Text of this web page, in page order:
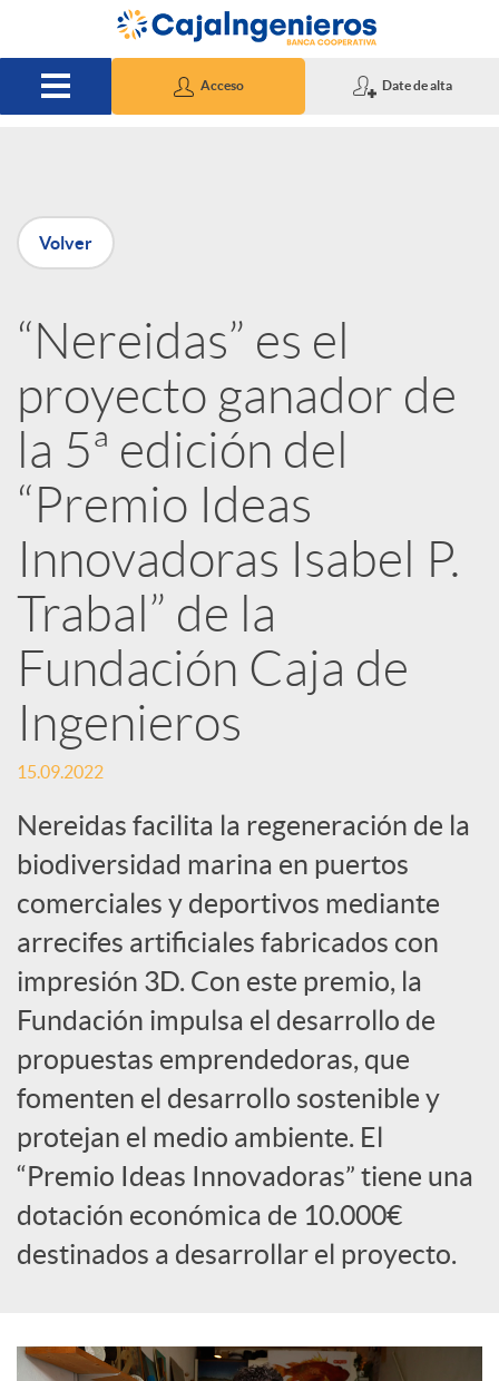
Saltar al contenido principal
Acceso Date de alta
P
u
b
l
i
c
a
d
o
r
d
e
c
o
n
t
e
Volver
“Nereidas” es el
proyecto ganador de
la 5ª edición del
“Premio Ideas
Innovadoras Isabel P.
Trabal” de la
Fundación Caja de
Ingenieros
15.09.2022
Nereidas facilita la regeneración de la
biodiversidad marina en puertos
comerciales y deportivos mediante
arrecifes artificiales fabricados con
impresión 3D. Con este premio, la
Fundación impulsa el desarrollo de
propuestas emprendedoras, que
fomenten el desarrollo sostenible y
protejan el medio ambiente. El
“Premio Ideas Innovadoras” tiene una
dotación económica de 10.000€
destinados a desarrollar el proyecto.